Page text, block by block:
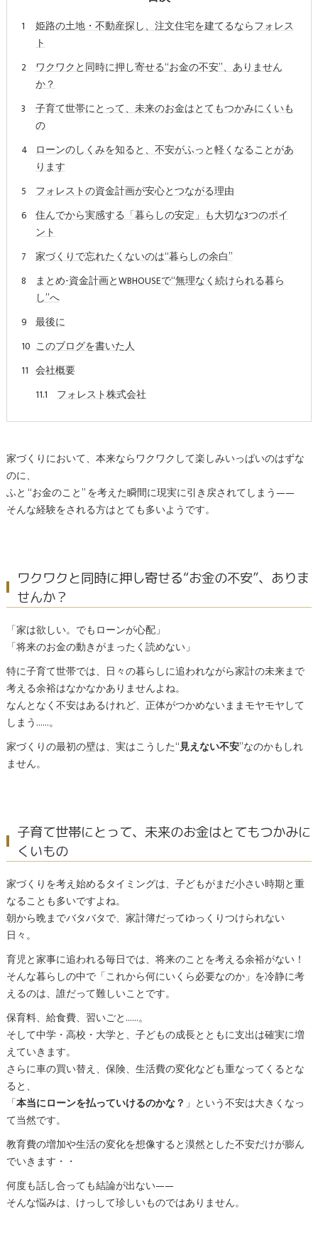
姫路の土地・不動産探し、注文住宅を建てるならフォレス
ト
ワクワクと同時に押し寄せる“お金の不安”、ありません
か？
子育て世帯にとって、未来のお金はとてもつかみにくいも
の
ローンのしくみを知ると、不安がふっと軽くなることがあ
ります
フォレストの資金計画が安心とつながる理由
住んでから実感する「暮らしの安定」も大切な3つのポイ
ント
家づくりで忘れたくないのは“暮らしの余白”
まとめ-資金計画とWBHOUSEで“無理なく続けられる暮ら
し”へ
最後に
このブログを書いた人
会社概要
フォレスト株式会社
家づくりにおいて、本来ならワクワクして楽しみいっぱいのはずな
のに、
ふと “お金のこと” を考えた瞬間に現実に引き戻されてしまう——
そんな経験をされる方はとても多いようです。
ワクワクと同時に押し寄せる“お金の不安”、ありま
せんか？
「家は欲しい。でもローンが心配」
「将来のお金の動きがまったく読めない」
特に子育て世帯では、日々の暮らしに追われながら家計の未来まで
考える余裕はなかなかありませんよね。
なんとなく不安はあるけれど、正体がつかめないままモヤモヤして
しまう……。
家づくりの最初の壁は、実はこうした“見えない不安”なのかもしれ
ません。
子育て世帯にとって、未来のお金はとてもつかみに
くいもの
家づくりを考え始めるタイミングは、子どもがまだ小さい時期と重
なることも多いですよね。
朝から晩までバタバタで、家計簿だってゆっくりつけられない
日々。
育児と家事に追われる毎日では、将来のことを考える余裕がない！
そんな暮らしの中で「これから何にいくら必要なのか」を冷静に考
えるのは、誰だって難しいことです。
保育料、給食費、習いごと……。
そして中学・高校・大学と、子どもの成長とともに支出は確実に増
えていきます。
さらに車の買い替え、保険、生活費の変化なども重なってくるとな
ると、
「本当にローンを払っていけるのかな？」という不安は大きくなっ
て当然です。
教育費の増加や生活の変化を想像すると漠然とした不安だけが膨ん
でいきます・・
何度も話し合っても結論が出ない——
そんな悩みは、けっして珍しいものではありません。